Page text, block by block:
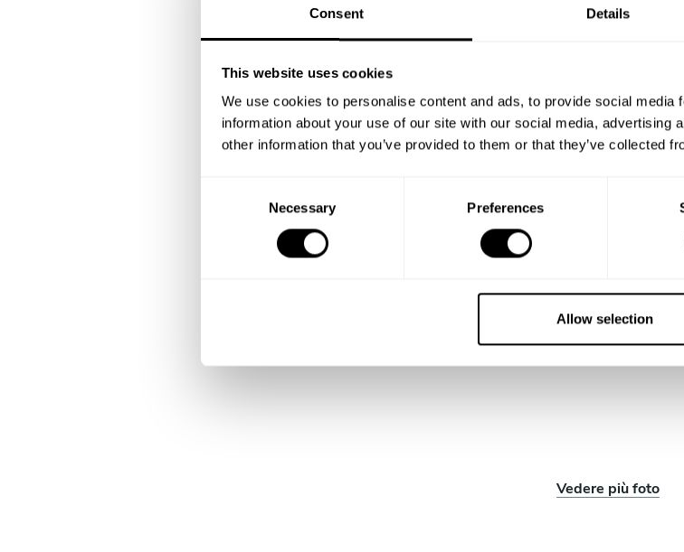
Consent Details
This website uses cookies
We use cookies to personalise content and ads, to provide social
information about your use of our site with our social media, advertising
other information that you’ve provided to them or that they’ve collected
e
Necessary Preferences
Allow selection
Vedere più foto